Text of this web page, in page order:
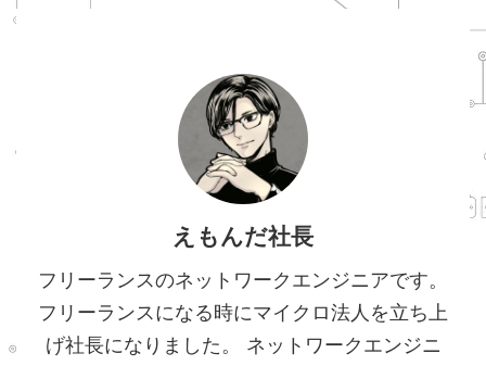
えもんだ社長
フリーランスのネットワークエンジニアです。
フリーランスになる時にマイクロ法人を立ち上
げ社長になりました。 ネットワークエンジニ